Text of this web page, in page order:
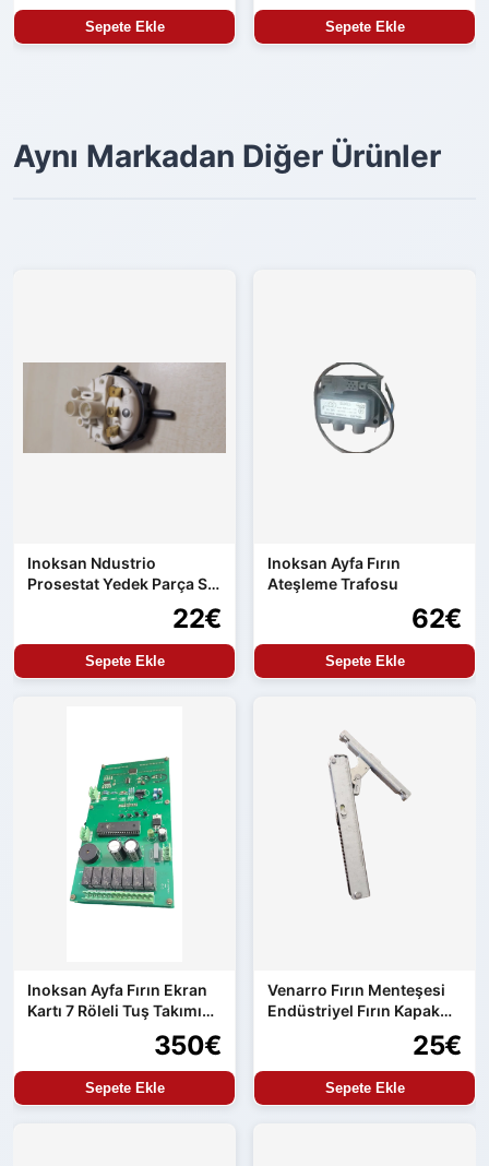
Sepete Ekle Sepete Ekle
Aynı Markadan Diğer Ürünler
Inoksan Ndustrio
Prosestat Yedek Parça Su
22€
Sepete Ekle
Inoksan Ayfa Fırın
Ateşleme Trafosu
62€
Sepete Ekle
Inoksan Ayfa Fırın Ekran
Kartı 7 Röleli Tuş Takımı
ve Güç Kartı Entegre350€
Sepete Ekle
Venarro Fırın Menteşesi
Endüstriyel Fırın Kapak
Menteşesi Uyumlu Set25€
Sepete Ekle